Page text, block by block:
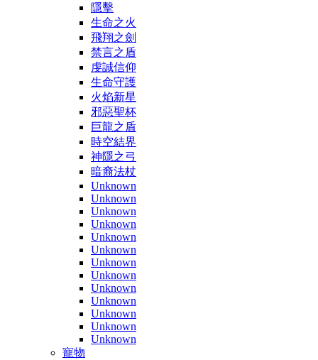
隱擊
生命之火
飛翔之劍
禁言之盾
虔誠信仰
生命守護
火焰新星
邪惡聖杯
巨龍之盾
時空結界
神隱之弓
暗裔法杖
Unknown
Unknown
Unknown
Unknown
Unknown
Unknown
Unknown
Unknown
Unknown
Unknown
Unknown
Unknown
Unknown
寵物